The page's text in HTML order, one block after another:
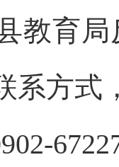
教育
系方式